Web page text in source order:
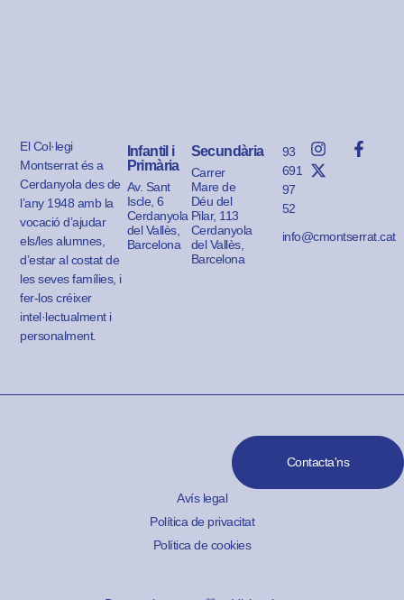
El Col·legi
Montserrat és a
Cerdanyola des de
l’any 1948 amb la
vocació d’ajudar
els/les alumnes,
d’estar al costat de
les seves famílies, i
fer-los créixer
intel·lectualment i
personalment.
Infantil i
Primària
Av. Sant
Iscle, 6
Cerdanyola
del Vallès,
Barcelona
Secundària
Carrer
Mare de
Déu del
Pilar, 113
Cerdanyola
del Vallès,
Barcelona
93
691
97
52
info@cmontserrat.cat
Contacta'ns
Avís legal
Política de privacitat
Política de cookies